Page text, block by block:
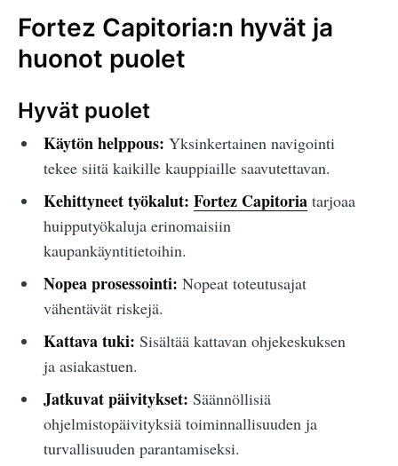
Fortez Capitoria:n hyvät ja
huonot puolet
Hyvät puolet
Käytön helppous: Yksinkertainen navigointi
tekee siitä kaikille kauppiaille saavutettavan.
Kehittyneet työkalut: Fortez Capitoriatarjoaa
huipputyökaluja erinomaisiin
kaupankäyntitietoihin.
Nopea prosessointi: Nopeat toteutusajat
vähentävät riskejä.
Kattava tuki: Sisältää kattavan ohjekeskuksen
ja asiakastuen.
Jatkuvat päivitykset: Säännöllisiä
ohjelmistopäivityksiä toiminnallisuuden ja
turvallisuuden parantamiseksi.